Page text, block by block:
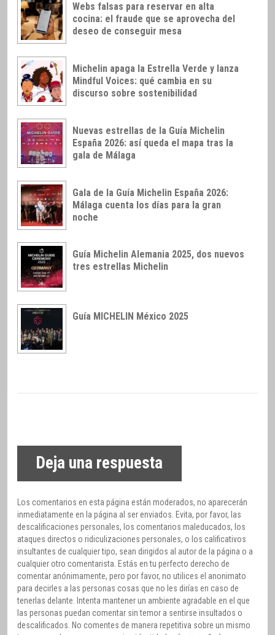
Webs falsas para reservar en alta
cocina: el fraude que se aprovecha del
deseo de conseguir mesa
Michelin apaga la Estrella Verde y lanza
Mindful Voices: qué cambia en su
discurso sobre sostenibilidad
Nuevas estrellas de la Guía Michelin
España 2026: así queda el mapa tras la
gala de Málaga
Gala de la Guía Michelin España 2026:
Málaga cuenta los días para la gran
noche
Guía Michelin Alemania 2025, dos nuevos
tres estrellas Michelin
Guía MICHELIN México 2025
Deja una respuesta
Los comentarios en esta página están moderados, no aparecerán
inmediatamente en la página al ser enviados. Evita, por favor, las
descalificaciones personales, los comentarios maleducados, los
ataques directos o ridiculizaciones personales, o los calificativos
insultantes de cualquier tipo, sean dirigidos al autor de la página o a
cualquier otro comentarista. Estás en tu perfecto derecho de
comentar anónimamente, pero por favor, no utilices el anonimato
para decirles a las personas cosas que no les dirías en caso de
tenerlas delante. Intenta mantener un ambiente agradable en el que
las personas puedan comentar sin temor a sentirse insultados o
descalificados. No comentes de manera repetitiva sobre un mismo